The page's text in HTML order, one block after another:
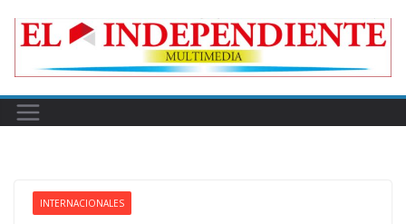
INTERNACIONALES